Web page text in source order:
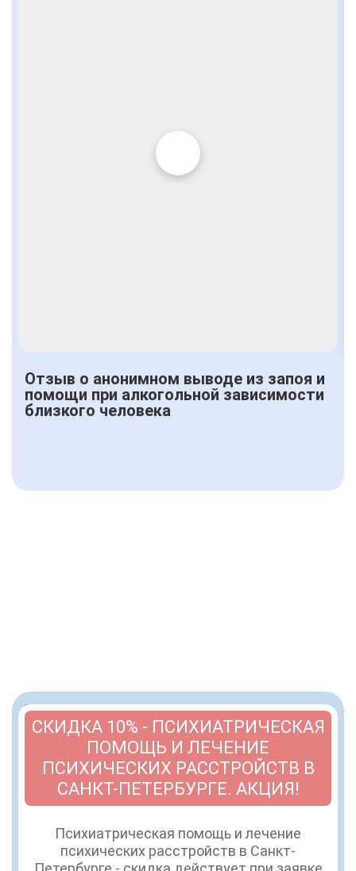
Отзыв о анонимном выводе из запоя и
помощи при алкогольной зависимости
близкого человека
СКИДКА 10% - ПСИХИАТРИЧЕСКАЯ
ПОМОЩЬ И ЛЕЧЕНИЕ
ПСИХИЧЕСКИХ РАССТРОЙСТВ В
САНКТ-ПЕТЕРБУРГЕ. АКЦИЯ!
Психиатрическая помощь и лечение
психических расстройств в Санкт-